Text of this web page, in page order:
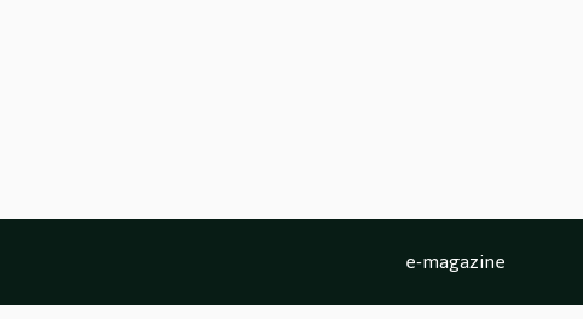
e-magazine